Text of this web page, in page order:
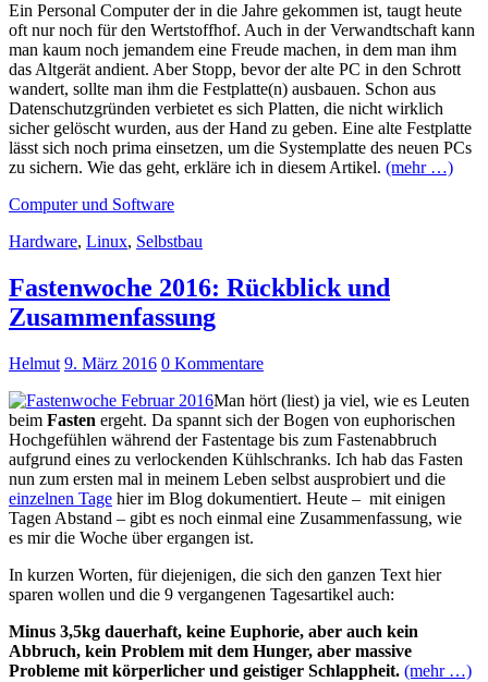
Ein Personal Computer der in die Jahre gekommen ist, taugt heute
oft nur noch für den Wertstoffhof. Auch in der Verwandtschaft kann
man kaum noch jemandem eine Freude machen, in dem man ihm
das Altgerät andient. Aber Stopp, bevor der alte PC in den Schrott
wandert, sollte man ihm die Festplatte(n) ausbauen. Schon aus
Datenschutzgründen verbietet es sich Platten, die nicht wirklich
sicher gelöscht wurden, aus der Hand zu geben. Eine alte Festplatte
lässt sich noch prima einsetzen, um die Systemplatte des neuen PCs
zu sichern. Wie das geht, erkläre ich in diesem Artikel. (mehr …)
Computer und Software
Hardware, Linux, Selbstbau
Fastenwoche 2016: Rückblick und
Zusammenfassung
Helmut 9. März 2016 0 Kommentare
Man hört (liest) ja viel, wie es Leuten
beim Fasten ergeht. Da spannt sich der Bogen von euphorischen
Hochgefühlen während der Fastentage bis zum Fastenabbruch
aufgrund eines zu verlockenden Kühlschranks. Ich hab das Fasten
nun zum ersten mal in meinem Leben selbst ausprobiert und die
einzelnen Tage hier im Blog dokumentiert. Heute – mit einigen
Tagen Abstand – gibt es noch einmal eine Zusammenfassung, wie
es mir die Woche über ergangen ist.
In kurzen Worten, für diejenigen, die sich den ganzen Text hier
sparen wollen und die 9 vergangenen Tagesartikel auch:
Minus 3,5kg dauerhaft, keine Euphorie, aber auch kein
Abbruch, kein Problem mit dem Hunger, aber massive
Probleme mit körperlicher und geistiger Schlappheit. (mehr …)